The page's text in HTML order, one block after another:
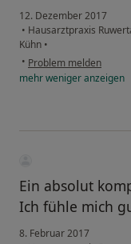
12. Dezember 2017
• Hausarztpraxis
Kühn •
• Problem melden
mehrwenigeranzeigen
Ein absolut
Ich fühle mich
8. Februar 2017